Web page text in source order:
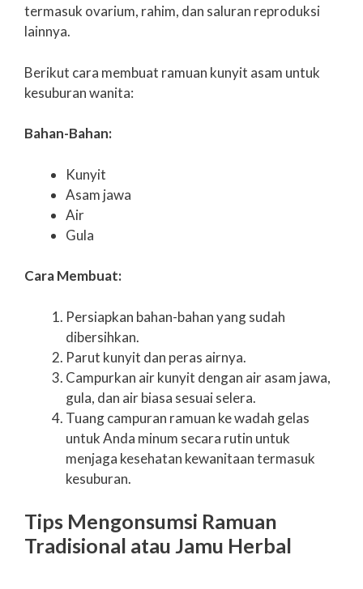
termasuk ovarium, rahim, dan saluran reproduksi
lainnya.
Berikut cara membuat ramuan kunyit asam untuk
kesuburan wanita:
Bahan-Bahan:
Kunyit
Asam jawa
Air
Gula
Cara Membuat:
Persiapkan bahan-bahan yang sudah
dibersihkan.
Parut kunyit dan peras airnya.
Campurkan air kunyit dengan air asam jawa,
gula, dan air biasa sesuai selera.
Tuang campuran ramuan ke wadah gelas
untuk Anda minum secara rutin untuk
menjaga kesehatan kewanitaan termasuk
kesuburan.
Tips Mengonsumsi Ramuan
Tradisional atau Jamu Herbal